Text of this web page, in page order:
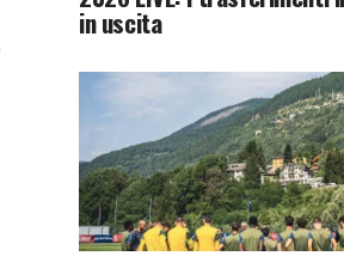
in uscita